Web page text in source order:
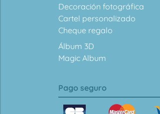
Decoración fotográfica
Cartel personalizado
Cheque regalo
Álbum 3D
Magic Album
Pago seguro